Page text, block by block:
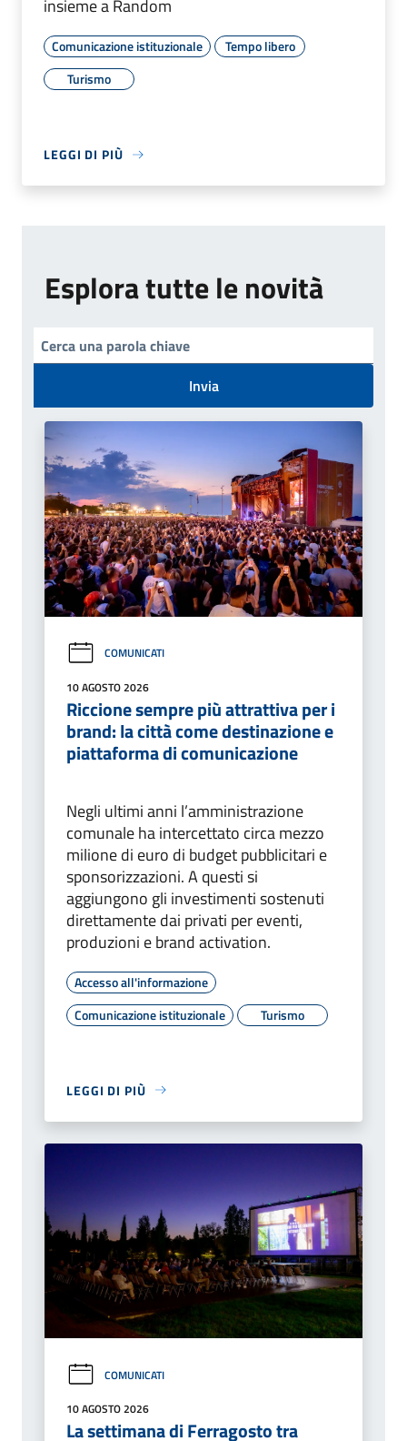
insieme a Random
Comunicazione istituzionale
Tempo libero
Turismo
LEGGI DI PIÙ
Esplora tutte le novità
Invia
COMUNICATI
10 AGOSTO 2026
Riccione sempre più attrattiva per i
brand: la città come destinazione e
piattaforma di comunicazione
Negli ultimi anni l’amministrazione
comunale ha intercettato circa mezzo
milione di euro di budget pubblicitari e
sponsorizzazioni. A questi si
aggiungono gli investimenti sostenuti
direttamente dai privati per eventi,
produzioni e brand activation.
Accesso all'informazione
Comunicazione istituzionale
Turismo
LEGGI DI PIÙ
COMUNICATI
10 AGOSTO 2026
La settimana di Ferragosto tra